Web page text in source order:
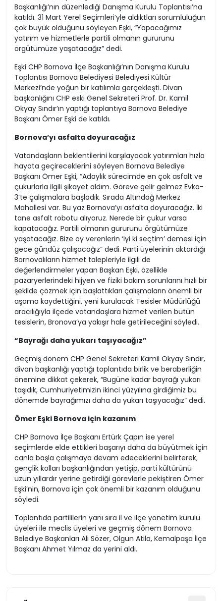
Başkanlığı’nın düzenlediği Danışma Kurulu Toplantısı’na
katıldı. 31 Mart Yerel Seçimleri’yle aldıktları sorumluluğun
çok büyük olduğunu söyleyen Eşki, “Yapacağımız
yatırım ve hizmetlerle partili olmanın gururunu
örgütümüze yaşatacağız” dedi.
Eşki CHP Bornova İlçe Başkanlığı’nın Danışma Kurulu
Toplantısı Bornova Belediyesi Belediyesi Kültür
Merkezi’nde yoğun bir katılımla gerçekleşti. Divan
başkanlığını CHP eski Genel Sekreteri Prof. Dr. Kamil
Okyay Sındır’ın yaptığı toplantıya Bornova Belediye
Başkanı Ömer Eşki de katıldı.
Bornova’yı asfalta doyuracağız
Vatandaşların beklentilerini karşılayacak yatırımları hızla
hayata geçireceklerini söyleyen Bornova Belediye
Başkanı Ömer Eşki, “Adaylık sürecimde en çok asfalt ve
çukurlarla ilgili şikayet aldım. Göreve gelir gelmez Evka-
3’te çalışmalara başladık. Sırada Altındağ Merkez
Mahallesi var. Bu yaz Bornova’yı asfalta doyuracağız. İki
tane asfalt robotu alıyoruz. Nerede bir çukur varsa
kapatacağız. Partili olmanın gururunu örgütümüze
yaşatacağız. Bize oy verenlerin ‘iyi ki seçtim’ demesi için
gece gündüz çalışacağız” dedi. Parti üyelerinin aktardığı
Bornovalıların hizmet talepleriyle ilgili de
değerlendirmeler yapan Başkan Eşki, özellikle
pazaryerlerindeki hijyen ve fiziki bakım sorunlarını hızlı bir
şekilde çözmek için başlattıkları çalışmaların önemli bir
aşama kaydettiğini, yeni kurulacak Tesisler Müdürlüğü
aracılığıyla ilçede vatandaşlara hizmet verilen bütün
tesislerin, Bronova’ya yakışır hale getirileceğini söyledi.
“Bayrağı daha yukarı taşıyacağız”
Geçmiş dönem CHP Genel Sekreteri Kamil Okyay Sındır,
divan başkanlığı yaptığı toplantıda birlik ve beraberliğin
önemine dikkat çekerek, “Bugüne kadar bayrağı yukarı
taşıdık, Cumhuriyetimizin ikinci yüzyılına girdiğimiz bu
dönemde bayrağımızı daha da yukarı taşıyacağız” dedi.
Ömer Eşki Bornova için kazanım
CHP Bornova İlçe Başkanı Ertürk Çapın ise yerel
seçimlerde elde ettikleri başarıyı daha da büyütmek için
canla başla çalışmaya devam edeceklerini belirterek,
gençlik kolları başkanlığından yetişip, parti kültürünü
uzun yıllardır yerine getirdiği görevlerle pekiştiren Ömer
Eşki’nin, Bornova için çok önemli bir kazanım olduğunu
söyledi.
Toplantıda partililerin yanı sıra il ve ilçe yönetim kurulu
üyeleri ile meclis üyeleri ve geçmiş dönem Bornova
Belediye Başkanları Ali Sözer, Olgun Atila, Kemalpaşa İlçe
Başkanı Ahmet Yılmaz da yerini aldı.